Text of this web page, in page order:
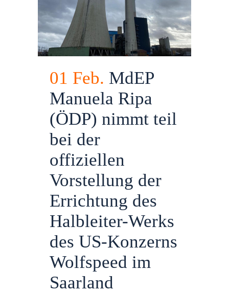
01 Feb. MdEP
Manuela Ripa
(ÖDP) nimmt teil
bei der
offiziellen
Vorstellung der
Errichtung des
Halbleiter-Werks
des US-Konzerns
Wolfspeed im
Saarland